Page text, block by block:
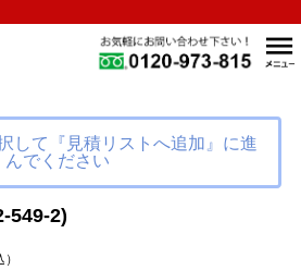
して『見積リストへ追加』に進
んでください
549-2)